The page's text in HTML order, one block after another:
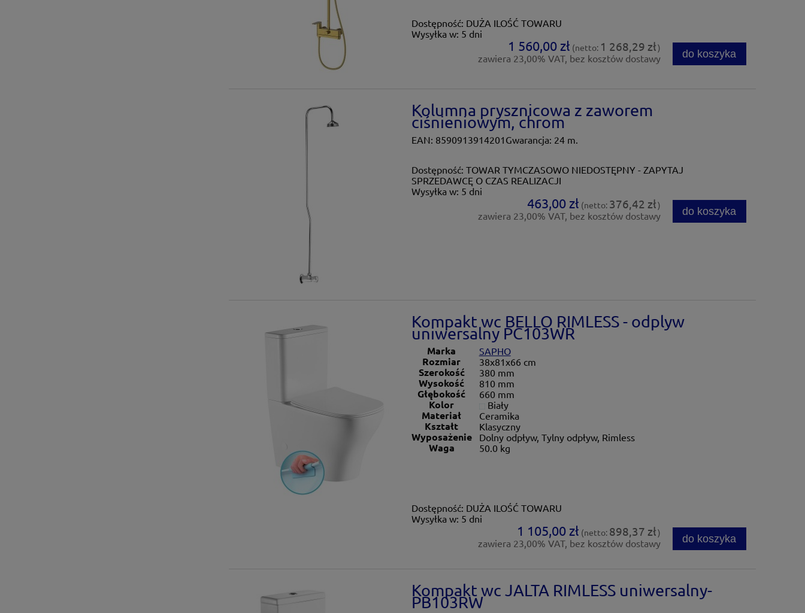
Dostępność: DUŻA ILOŚĆ TOWARU
Wysyłka w: 5 dni
1 560,00 zł (netto: 1 268,29 zł)
zawiera 23,00% VAT, bez kosztów dostawy do koszyka
Kolumna prysznicowa z zaworem
ciśnieniowym, chrom
EAN: 8590913914201Gwarancja: 24 m.
Dostępność: TOWAR TYMCZASOWO NIEDOSTĘPNY - ZAPYTAJ
SPRZEDAWCĘ O CZAS REALIZACJI
Wysyłka w: 5 dni
463,00 zł (netto: 376,42 zł)
zawiera 23,00% VAT, bez kosztów dostawy do koszyka
Kompakt wc BELLO RIMLESS - odplyw
uniwersalny PC103WR
Marka SAPHO
Rozmiar 38x81x66 cm
Szerokość 380 mm
Wysokość 810 mm
Głębokość 660 mm
Kolor Biały
Materiał Ceramika
Kształt Klasyczny
Wyposażenie Dolny odpływ, Tylny odpływ, Rimless
Waga 50.0 kg
Dostępność: DUŻA ILOŚĆ TOWARU
Wysyłka w: 5 dni
1 105,00 zł (netto: 898,37 zł)
zawiera 23,00% VAT, bez kosztów dostawy do koszyka
Kompakt wc JALTA RIMLESS uniwersalny-
PB103RW